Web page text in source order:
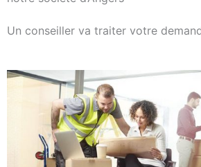
Un conseiller va traiter votre